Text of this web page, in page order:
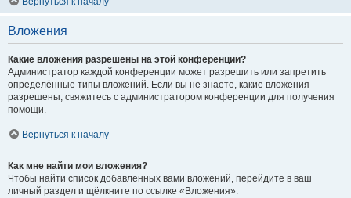
Вложения
Какие вложения разрешены на этой конференции?
Администратор каждой конференции может разрешить или запретить
определённые типы вложений. Если вы не знаете, какие вложения
разрешены, свяжитесь с администратором конференции для получения
помощи.
Вернуться к началу
Как мне найти мои вложения?
Чтобы найти список добавленных вами вложений, перейдите в ваш
личный раздел и щёлкните по ссылке «Вложения».